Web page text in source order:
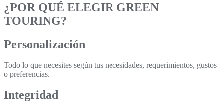
¿POR QUÉ ELEGIR GREEN
TOURING?
Personalización
Todo lo que necesites según tus necesidades, requerimientos, gustos
o preferencias.
Integridad